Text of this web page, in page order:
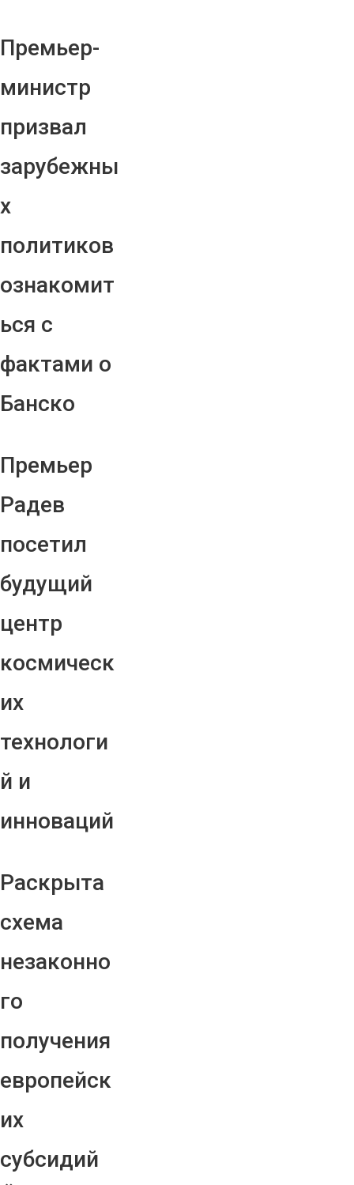
Премьер-
министр
призвал
зарубежны
х
политиков
ознакомит
ься с
фактами о
Банско
Премьер
Радев
посетил
будущий
центр
космическ
их
технологи
й и
инноваций
Раскрыта
схема
незаконно
го
получения
европейск
их
субсидий